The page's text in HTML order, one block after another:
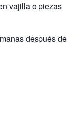
vajilla o piezas
después de